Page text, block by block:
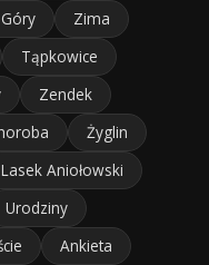
Zima
Tąpkowice
Zendek
Żyglin
Lasek Aniołowski
Urodziny
Ankieta